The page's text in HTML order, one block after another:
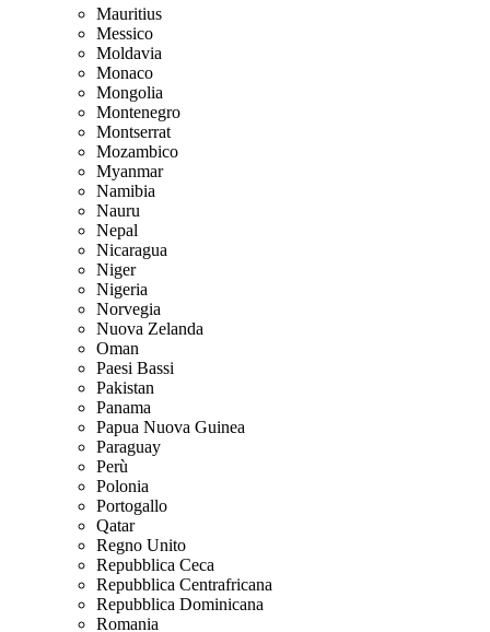
Mauritius
Messico
Moldavia
Monaco
Mongolia
Montenegro
Montserrat
Mozambico
Myanmar
Namibia
Nauru
Nepal
Nicaragua
Niger
Nigeria
Norvegia
Nuova Zelanda
Oman
Paesi Bassi
Pakistan
Panama
Papua Nuova Guinea
Paraguay
Perù
Polonia
Portogallo
Qatar
Regno Unito
Repubblica Ceca
Repubblica Centrafricana
Repubblica Dominicana
Romania